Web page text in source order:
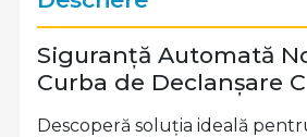
Siguranță Automată
Curba de Declanșare C
Descoperă soluția ideală